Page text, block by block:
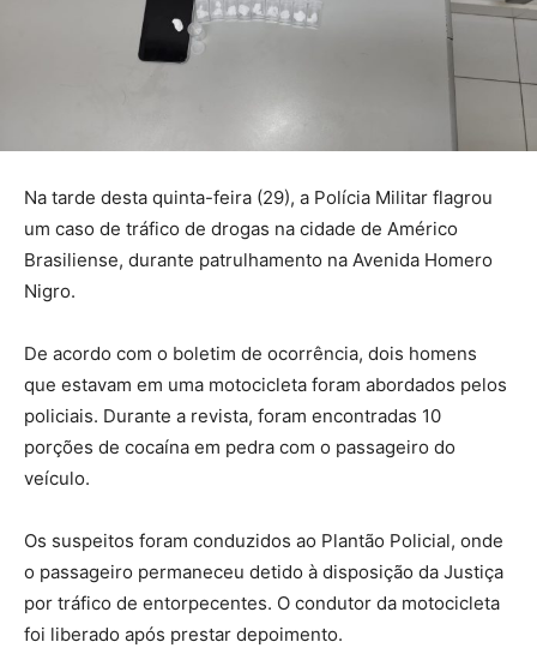
Na tarde desta quinta-feira (29), a Polícia Militar flagrou
um caso de tráfico de drogas na cidade de Américo
Brasiliense, durante patrulhamento na Avenida Homero
Nigro.
De acordo com o boletim de ocorrência, dois homens
que estavam em uma motocicleta foram abordados pelos
policiais. Durante a revista, foram encontradas 10
porções de cocaína em pedra com o passageiro do
veículo.
Os suspeitos foram conduzidos ao Plantão Policial, onde
o passageiro permaneceu detido à disposição da Justiça
por tráfico de entorpecentes. O condutor da motocicleta
foi liberado após prestar depoimento.